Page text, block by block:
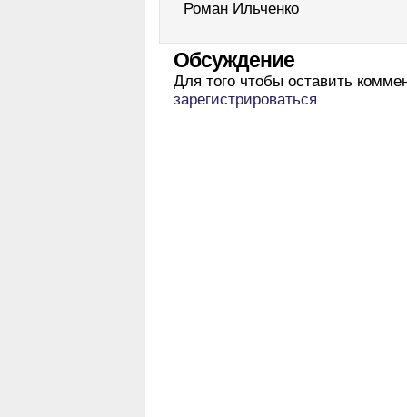
Роман Ильченко
Обсуждение
Для того чтобы оставить
зарегистрироваться